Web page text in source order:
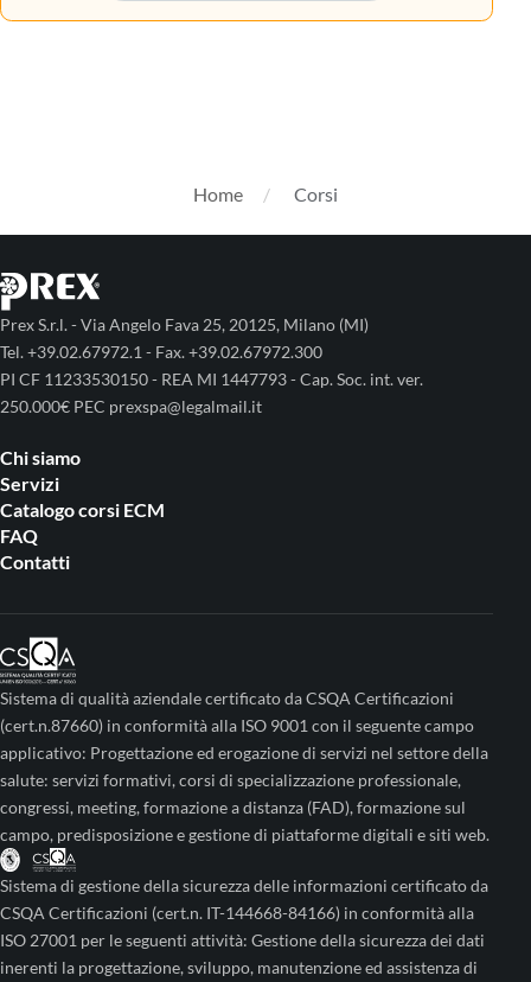
Home Corsi
Prex S.r.l. - Via Angelo Fava 25, 20125, Milano (MI)
Tel. +39.02.67972.1 - Fax. +39.02.67972.300
PI CF 11233530150 - REA MI 1447793 - Cap. Soc. int. ver.
250.000€ PEC prexspa@legalmail.it
Chi siamo
Servizi
Catalogo corsi ECM
FAQ
Contatti
Sistema di qualità aziendale certificato da CSQA Certificazioni
(cert.n.87660) in conformità alla ISO 9001 con il seguente campo
applicativo: Progettazione ed erogazione di servizi nel settore della
salute: servizi formativi, corsi di specializzazione professionale,
congressi, meeting, formazione a distanza (FAD), formazione sul
campo, predisposizione e gestione di piattaforme digitali e siti web.
Sistema di gestione della sicurezza delle informazioni certificato da
CSQA Certificazioni (cert.n. IT-144668-84166) in conformità alla
ISO 27001 per le seguenti attività: Gestione della sicurezza dei dati
inerenti la progettazione, sviluppo, manutenzione ed assistenza di